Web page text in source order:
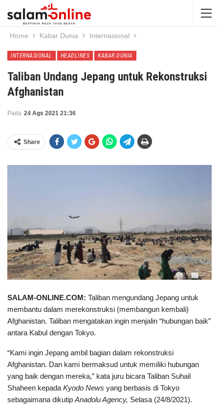
Home Kabar Dunia Internasional
INTERNASIONAL HEADLINES KABAR DUNIA
Taliban Undang Jepang untuk Rekonstruksi
Afghanistan
Pada 24 Ags 2021 21:36
Share
SALAM-ONLINE.COM: Taliban mengundang Jepang untuk
membantu dalam merekonstruksi (membangun kembali)
Afghanistan. Taliban mengatakan ingin menjalin “hubungan baik”
antara Kabul dengan Tokyo.
“Kami ingin Jepang ambil bagian dalam rekonstruksi
Afghanistan. Dan kami bermaksud untuk memiliki hubungan
yang baik dengan mereka,” kata juru bicara Taliban Suhail
Shaheen kepada Kyodo News yang berbasis di Tokyo
sebagaimana dikutip Anadolu Agency, Selasa (24/8/2021).